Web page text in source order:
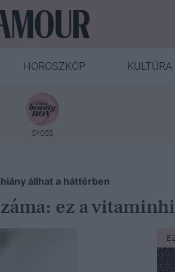
HOROSZKÓP KULTÚRA
SYOSS
állhat a háttérben
ez a